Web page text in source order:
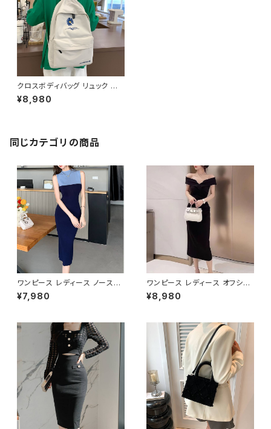
クロスボディバッグ リュック バッ
クパック デイパック レディース
メンズ 男女兼用 軽量 大容量 通
色展開 ブラック ブルー グリーン
ピンク ホワイト ワンサイズ K-B
¥8,980
同じカテゴリの商品
ワンピース レディース ノースリ
ーブワンピース タイトワンピー
ス ミモレ丈 バイカラーワンピー
ンピース 通勤ワンピース きれい
め 上品 エレガント フェミニン
韓国ファッション 韓国風 オフィ
スカジュアル デート 女子会 パ
ーティー 着痩せ 細見え 春 夏
秋 ブラック 黒 ネイビー 紺 S M
L 20代 30代 40代 C-OSS02
61
¥7,980
ワンピース レディース オフショ
ルダーワンピース タイトワンピ
ース ミモレ丈 ドレープ ギャザ
国ファッション 韓国風 フェミニ
ン エレガント 上品 きれいめ 着
痩せ 細見え 春 夏 秋 ホワイト
ブラック S M L XL 2XL 20代
30代 40代 C-OSS0262
¥8,980